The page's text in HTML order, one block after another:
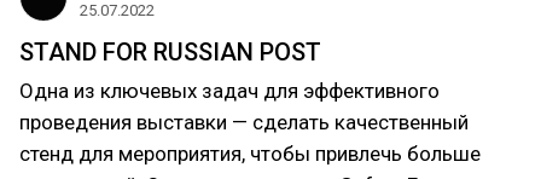
25.07.2022
STAND FOR RUSSIAN POST
Одна из ключевых задач для эффективного
проведения выставки — сделать качественный
стенд для мероприятия, чтобы привлечь больше